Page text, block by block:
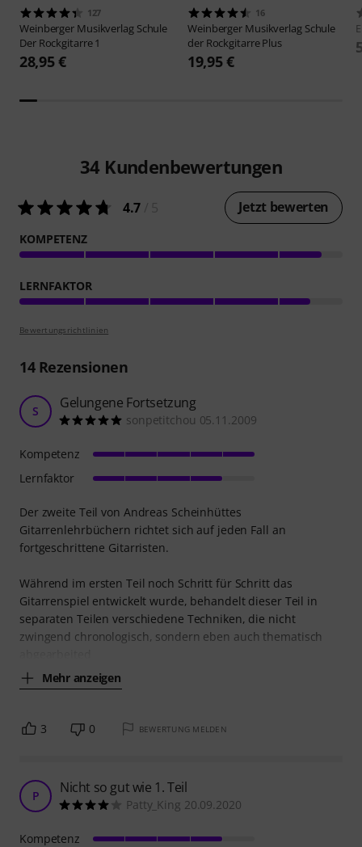
127
Weinberger Musikverlag Schule
Der Rockgitarre 1
28,95 €
16
Weinberger Musikverlag Schule
der Rockgitarre Plus
19,95 €
34 Kundenbewertungen
4.7 Jetzt bewerten
KOMPETENZ
LERNFAKTOR
Bewertungsrichtlinien
14Rezensionen
S Gelungene Fortsetzung
sonpetitchou 05.11.2009
Der zweite Teil von Andreas Scheinhüttes
Gitarrenlehrbüchern richtet sich auf jeden Fall an
fortgeschrittene Gitarristen.
Während im ersten Teil noch Schritt für Schritt das
Gitarrenspiel entwickelt wurde, behandelt dieser Teil in
separaten Teilen verschiedene Techniken, die nicht
zwingend chronologisch, sondern eben auch thematisch
Mehr anzeigen
Kompetenz
Lernfaktor
3 0 BEWERTUNG MELDEN
P Nicht so gut wie 1. Teil
Patty_King 20.09.2020
Kompetenz